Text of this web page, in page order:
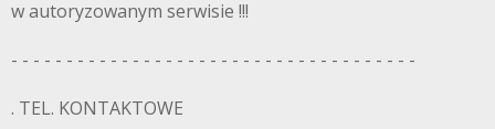
w autoryzowanym serwisie !!!
- - - - - - - - - - - - - - - - - - - - - - - - - - - - - - - - - - - - -
. TEL. KONTAKTOWE